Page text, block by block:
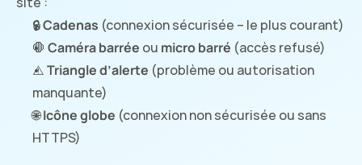
🔒 Cadenas (connexion sécurisée – le plus courant)
🛑 Caméra barrée ou micro barré (accès refusé)
⚠️ Triangle d’alerte (problème ou autorisation
manquante)
🌐 Icône globe (connexion non sécurisée ou sans
HTTPS)